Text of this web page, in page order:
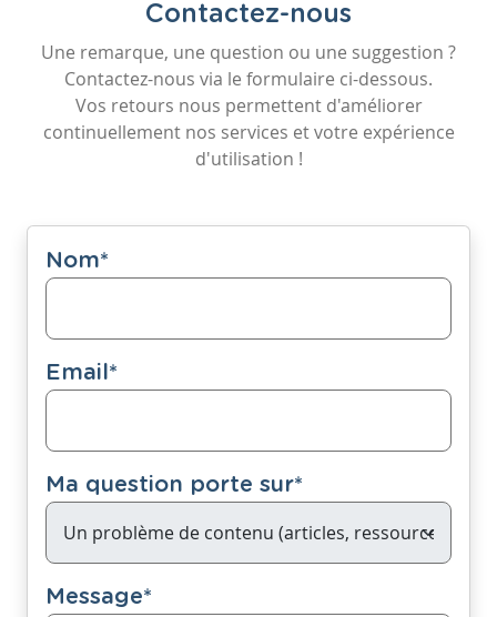
Contactez-nous
Une remarque, une question ou une suggestion ?
Contactez-nous via le formulaire ci-dessous.
Vos retours nous permettent d'améliorer
continuellement nos services et votre expérience
d'utilisation !
Nom*
Email*
Ma question porte sur*
Message*